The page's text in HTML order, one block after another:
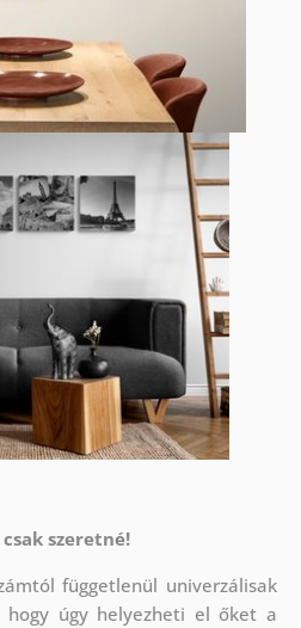
szeretné!
függetlenül univerzálisak
hogy úgy helyezheti el őket a